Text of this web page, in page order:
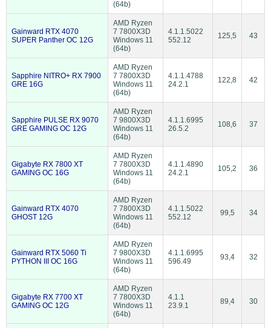
(64b)
Gainward RTX 4070
SUPER Panther OC 12G
AMD Ryzen
7 7800X3D
Windows 11
(64b)
4.1.1.5022
552.12
125,5 43
Sapphire NITRO+ RX 7900
GRE 16G
AMD Ryzen
7 7800X3D
Windows 11
(64b)
4.1.1.4788
24.2.1
122,8 42
Sapphire PULSE RX 9070
GRE GAMING OC 12G
AMD Ryzen
7 9800X3D
Windows 11
(64b)
4.1.1.6995
26.5.2
108,6 37
Gigabyte RX 7800 XT
GAMING OC 16G
AMD Ryzen
7 7800X3D
Windows 11
(64b)
4.1.1.4890
24.2.1
105,2 36
Gainward RTX 4070
GHOST 12G
AMD Ryzen
7 7800X3D
Windows 11
(64b)
4.1.1.5022
552.12
99,5 34
Gainward RTX 5060 Ti
PYTHON III OC 16G
AMD Ryzen
7 9800X3D
Windows 11
(64b)
4.1.1.6995
596.49
93,4 32
Gigabyte RX 7700 XT
GAMING OC 12G
AMD Ryzen
7 7800X3D
Windows 11
(64b)
4.1.1
23.9.1
89,4 30